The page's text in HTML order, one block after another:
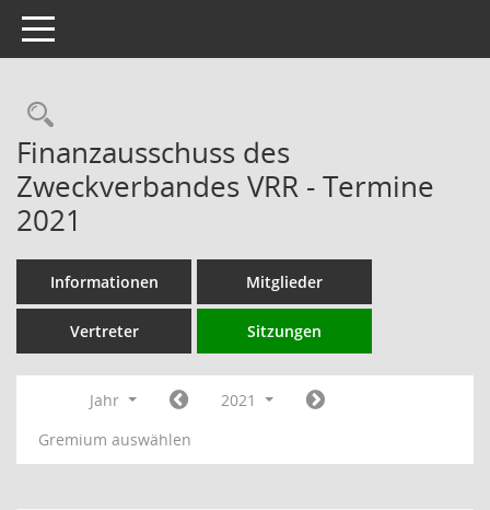
Toggle navigation
Rechercheauswahl
Finanzausschuss des
Zweckverbandes VRR - Termine
2021
Informationen Mitglieder
Vertreter Sitzungen
Jahr
2021
Gremium auswählen